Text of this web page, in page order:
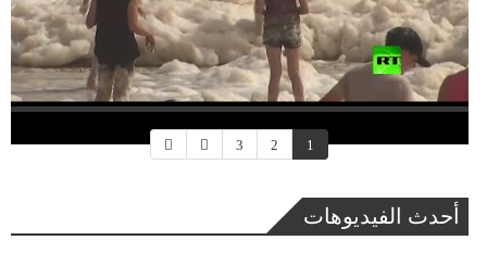
1
2
3
أحدث الفيديوهات